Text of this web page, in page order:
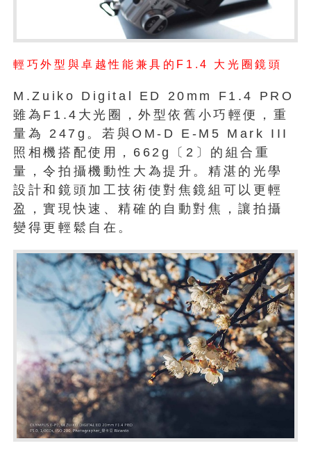
輕巧外型與卓越性能兼具的F1.4 大光圈鏡頭
M.Zuiko Digital ED 20mm F1.4 PRO
雖為F1.4大光圈，外型依舊小巧輕便，重
量為 247g。若與OM-D E-M5 Mark III
照相機搭配使用，662g〔2〕的組合重
量，令拍攝機動性大為提升。精湛的光學
設計和鏡頭加工技術使對焦鏡組可以更輕
盈，實現快速、精確的自動對焦，讓拍攝
變得更輕鬆自在。